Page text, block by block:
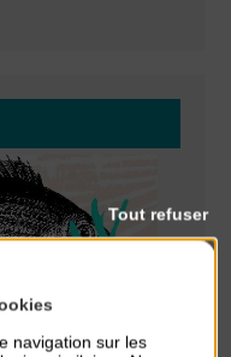
navigation sur les
Tout refuser